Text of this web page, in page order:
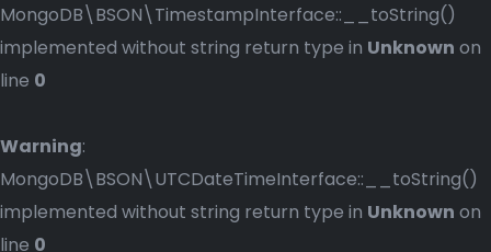
MongoDB\BSON\TimestampInterface::__toString()
implemented without string return type in Unknown on
line 0
Warning:
MongoDB\BSON\UTCDateTimeInterface::__toString()
implemented without string return type in Unknown on
line 0